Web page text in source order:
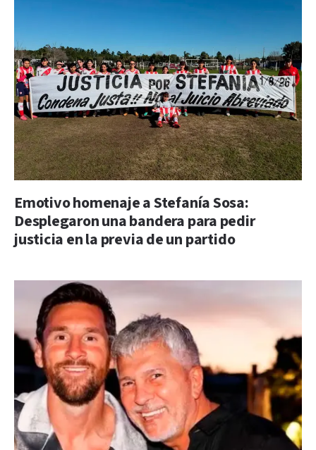
Emotivo homenaje a Stefanía Sosa:
Desplegaron una bandera para pedir
justicia en la previa de un partido